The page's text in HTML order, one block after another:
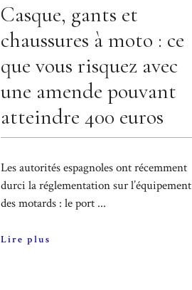
Casque, gants et
chaussures à moto : ce
que vous risquez avec
une amende pouvant
atteindre 400 euros
Les autorités espagnoles ont récemment
durci la réglementation sur l’équipement
des motards : le port ...
Lire plus